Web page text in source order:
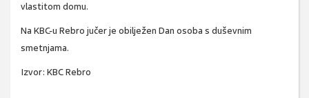
vlastitom domu.
Na KBC-u Rebro jučer je obilježen Dan osoba s duševnim
smetnjama.
Izvor: KBC Rebro